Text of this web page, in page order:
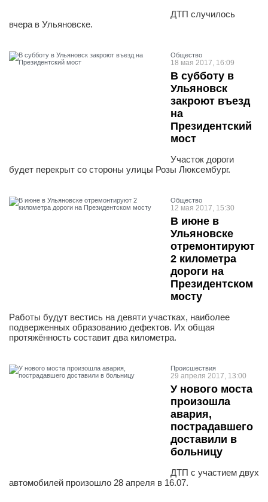
ДТП случилось
вчера в Ульяновске.
Общество
18 мая 2017, 16:09
В субботу в
Ульяновск
закроют въезд
на
Президентский
мост
Участок дороги
будет перекрыт со стороны улицы Розы Люксембург.
Общество
12 мая 2017, 15:30
В июне в
Ульяновске
отремонтируют
2 километра
дороги на
Президентском
мосту
Работы будут вестись на девяти участках, наиболее
подверженных образованию дефектов. Их общая
протяжённость составит два километра.
Проиcшествия
29 апреля 2017, 13:00
У нового моста
произошла
авария,
пострадавшего
доставили в
больницу
ДТП с участием двух
автомобилей произошло 28 апреля в 16.07.